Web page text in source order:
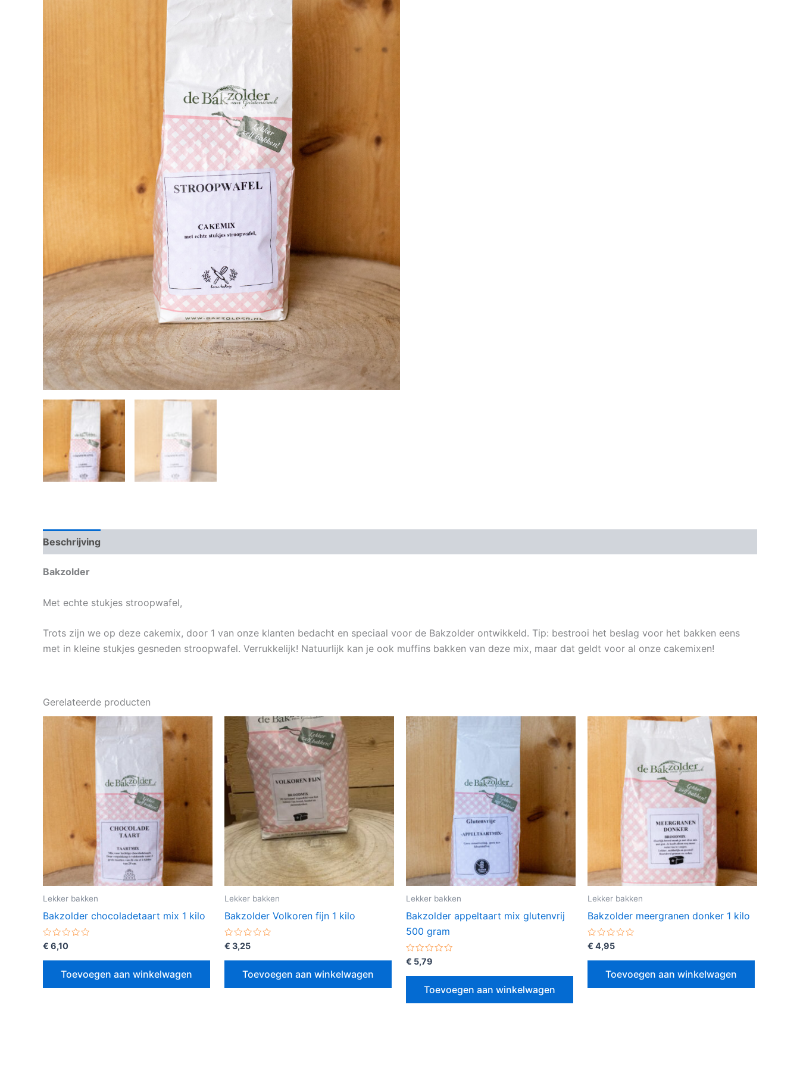
Beschrijving
Bakzolder
Met echte stukjes stroopwafel,
Trots zijn we op deze cakemix, door 1 van onze klanten bedacht en speciaal voor de Bakzolder ontwikkeld. Tip: bestrooi het beslag voor het bakken eens
met in kleine stukjes gesneden stroopwafel. Verrukkelijk! Natuurlijk kan je ook muffins bakken van deze mix, maar dat geldt voor al onze cakemixen!
Gerelateerde producten
Lekker bakken
Bakzolder chocoladetaart mix 1 kilo
Gewaardeerd
0
uit
€ 6,10
Toevoegen aan winkelwagen
Lekker bakken
Bakzolder Volkoren fijn 1 kilo
Gewaardeerd
0
uit
€ 3,25
Toevoegen aan winkelwagen
Lekker bakken
Bakzolder appeltaart mix glutenvrij
500 gram
Gewaardeerd
0
uit
€ 5,79
Toevoegen aan winkelwagen
Lekker bakken
Bakzolder meergranen donker 1 kilo
Gewaardeerd
0
uit
€ 4,95
Toevoegen aan winkelwagen